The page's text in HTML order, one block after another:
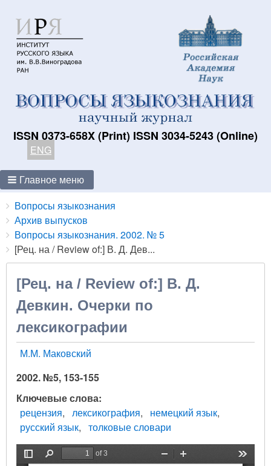
ISSN 0373-658X (Print) ISSN 3034-5243 (Online)
ENG
Главное меню
Breadcrumbs
You
are
here:
Вопросы языкознания
Архив выпусков
Вопросы языкознания. 2002. № 5
[Рец. на / Review of:] В. Д. Дев...
[Рец. на / Review of:] В. Д.
Девкин. Очерки по
лексикографии
М.М. Маковский
2002. №5, 153-155
Ключевые слова
рецензия
лексикография
немецкий язык
русский язык
толковые словари